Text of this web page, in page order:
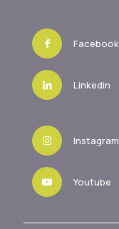
Facebook
Linkedin
Instagram
Youtube